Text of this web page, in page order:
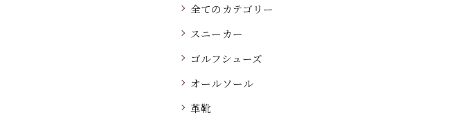
全てのカテゴリー
スニーカー
ゴルフシューズ
オールソール
革靴